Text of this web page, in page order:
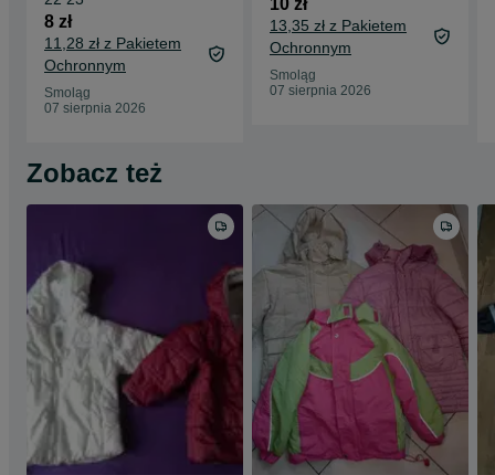
8 zł
11,28 zł z Pakietem
Ochronnym
Smoląg
07 sierpnia 2026
10 zł
13,35 zł z Pakietem
Ochronnym
Smoląg
07 sierpnia 2026
Zobacz też